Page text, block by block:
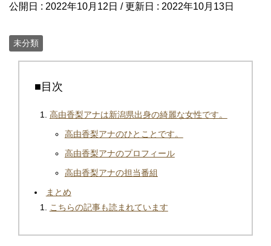
公開日 : 2022年10月12日 / 更新日 : 2022年10月13日
未分類
■目次
高由香梨アナは新潟県出身の綺麗な女性です。
高由香梨アナのひとことです。
高由香梨アナのプロフィール
高由香梨アナの担当番組
まとめ
こちらの記事も読まれています